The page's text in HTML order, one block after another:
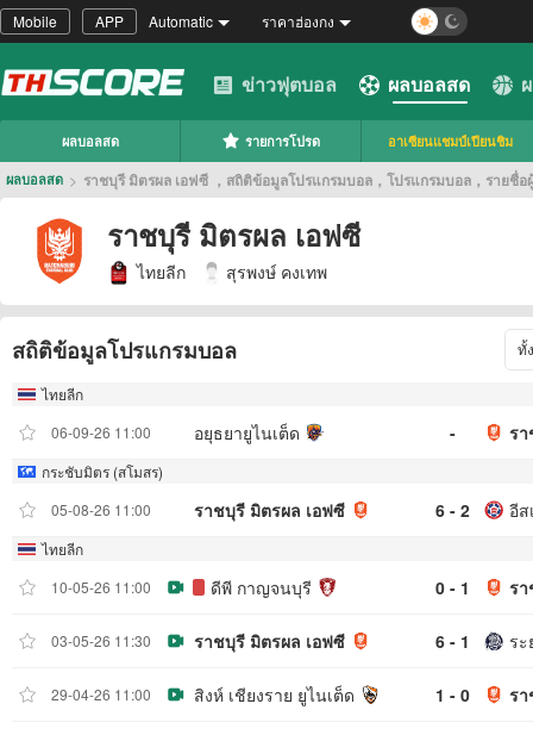
Mobile APP Automatic ราคาฮ่องกง
ข่าวฟุตบอล ผลบอลสด
ผลบอลสด รายการโปรด อาเซียนแชมป์เปียนชิม
ผลบอลสด > ราชบุรี มิตรผล เอฟซี ，สถิติข้อมูลโปรแกรมบอล，โปรแกรมบอล，รายชื่อ
ราชบุรี มิตรผล เอฟซี
ไทยลีก สุรพงษ์ คงเทพ
สถิติข้อมูลโปรแกรมบอล ทั้
ไทยลีก
06-09-26 11:00
อยุธยายูไนเต็ด - ร
กระชับมิตร (สโมสร)
05-08-26 11:00
ราชบุรี มิตรผล เอฟซี 6 - 2 อีส
ไทยลีก
10-05-26 11:00
ดีพี กาญจนบุรี 0 - 1 ร
03-05-26 11:30 ราชบุรี มิตรผล เอฟซี 6 - 1 ร
29-04-26 11:00 สิงห์ เชียงราย ยูไนเต็ด 1 - 0 ร